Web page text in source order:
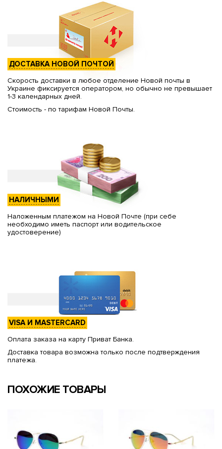
ДОСТАВКА НОВОЙ ПОЧТОЙ
Скорость доставки в любое отделение Новой почты в
Украине фиксируется оператором, но обычно не превышает
1-3 календарных дней.
Стоимость - по тарифам Новой Почты.
НАЛИЧНЫМИ
Наложенным платежом на Новой Почте (при себе
необходимо иметь паспорт или водительское
удостоверение)
VISA И MASTERCARD
Оплата заказа на карту Приват Банка.
Доставка товара возможна только после подтверждения
платежа.
ПОХОЖИЕ ТОВАРЫ